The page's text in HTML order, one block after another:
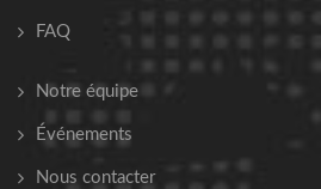
FAQ
Notre équipe
Événements
Nous contacter